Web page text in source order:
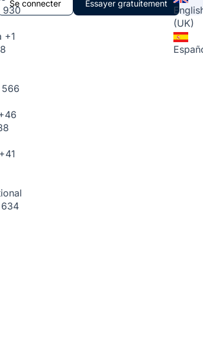
930
+1
+41
Se connecter Essayer gratuitement
(UK)